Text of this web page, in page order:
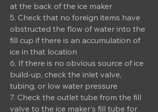
at the back of the ice maker
5. Check that no foreign items have
obstructed the flow of water into the
fill cup if there is an accumulation of
ice in that location
6. If there is no obvious source of ice
build-up, check the inlet valve,
tubing, or low water pressure
7. Check the outlet tube from the fill
valve to the ice maker's fill tube for